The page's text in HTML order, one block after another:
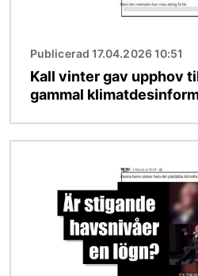
Publicerad 17.04.2026 10:51
Kall vinter gav upphov
gammal